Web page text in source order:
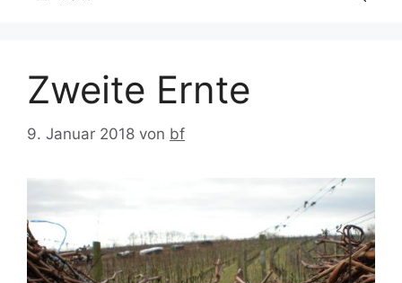
Zweite Ernte
9. Januar 2018 von bf